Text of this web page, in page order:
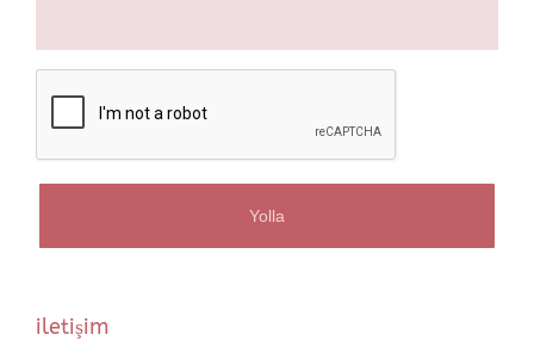
iletişim